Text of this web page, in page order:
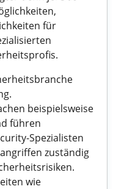
für
beispielsweise
führen
Spezialisten
zuständig
wie